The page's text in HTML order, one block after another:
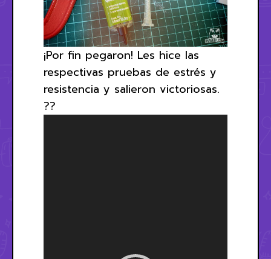
¡Por fin pegaron! Les hice las
respectivas pruebas de estrés y
resistencia y salieron victoriosas.
??